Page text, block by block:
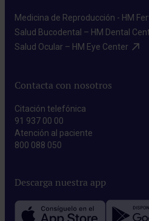
Medicina de Reproducción - HM
Salud Bucodental – HM Dental
Salud Ocular – HM Eye Center​
Contacta con nosotros
Citación telefónica
91 937 00 00
Atención al paciente
800 088 050
Descarga nuestra app